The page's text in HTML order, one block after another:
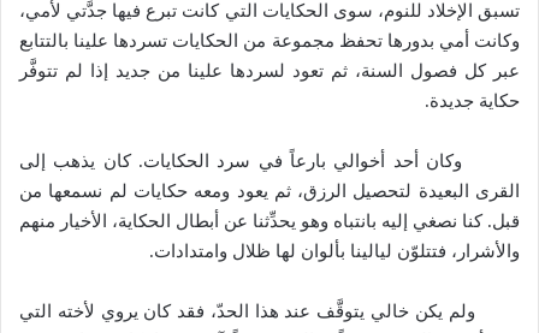
تسبق الإخلاد للنوم، سوى الحكايات التي كانت تبرع فيها جدَّتي لأمي،
وكانت أمي بدورها تحفظ مجموعة من الحكايات تسردها علينا بالتتابع
عبر كل فصول السنة، ثم تعود لسردها علينا من جديد إذا لم تتوفَّر
حكاية جديدة.
وكان أحد أخوالي بارعاً في سرد الحكايات. كان يذهب إلى
القرى البعيدة لتحصيل الرزق، ثم يعود ومعه حكايات لم نسمعها من
قبل. كنا نصغي إليه بانتباه وهو يحدِّثنا عن أبطال الحكاية، الأخيار منهم
والأشرار، فتتلوّن ليالينا بألوان لها ظلال وامتدادات.
ولم يكن خالي يتوقَّف عند هذا الحدّ، فقد كان يروي لأخته التي